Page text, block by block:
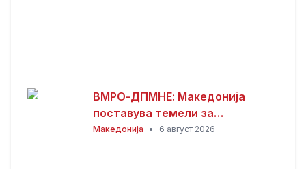
ВМРО-ДПМНЕ: Македонија
поставува темели за
енергетска независност и
Македонија • 6 август 2026